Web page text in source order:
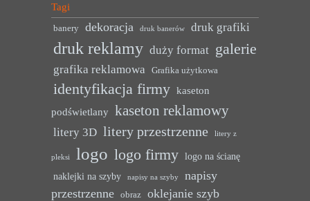
Tagi
banery dekoracja druk banerów druk grafiki
druk reklamy duży format galerie
grafika reklamowa Grafika użytkowa
identyfikacja firmy kaseton
podświetlany kaseton reklamowy
litery 3D litery przestrzenne litery z
pleksi logo logo firmy logo na ścianę
naklejki na szyby
napisy na szyby
napisy
przestrzenne
obraz oklejanie szyb